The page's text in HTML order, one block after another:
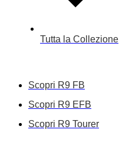
Tutta la Collezione
Scopri R9 FB
Scopri R9 EFB
Scopri R9 Tourer